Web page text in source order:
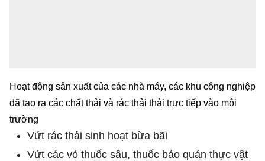
Hoạt động sản xuất của các nhà máy, các khu công nghiệp
đã tạo ra các chất thải và rác thải thải trực tiếp vào môi
trường
Vứt rác thải sinh hoạt bừa bãi
Vứt các vỏ thuốc sâu, thuốc bảo quản thực vật